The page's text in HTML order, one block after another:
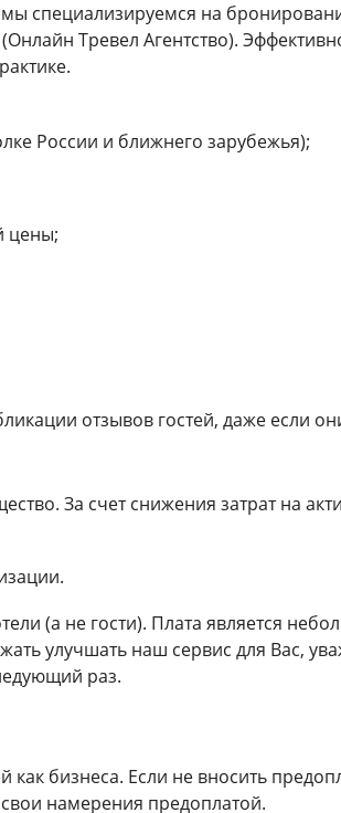
специализируемся на
Тревел Агентство).
России и ближнего зарубежья);
цены;
отзывов гостей, даже если
За счет снижения затрат на
(а не гости). Плата является
улучшать наш сервис для Вас,
раз.
бизнеса. Если не вносить
намерения предоплатой.